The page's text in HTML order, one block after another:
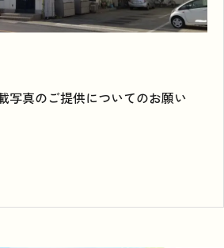
写真のご提供についてのお願い